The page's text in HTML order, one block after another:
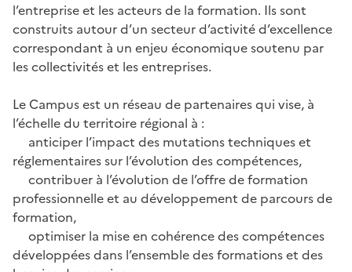
l’entreprise et les acteurs de la formation. Ils sont
construits autour d’un secteur d’activité d’excellence
correspondant à un enjeu économique soutenu par
les collectivités et les entreprises.
Le Campus est un réseau de partenaires qui vise, à
l’échelle du territoire régional à :
anticiper l’impact des mutations techniques et
réglementaires sur l’évolution des compétences,
contribuer à l’évolution de l’offre de formation
professionnelle et au développement de parcours de
formation,
optimiser la mise en cohérence des compétences
développées dans l’ensemble des formations et des